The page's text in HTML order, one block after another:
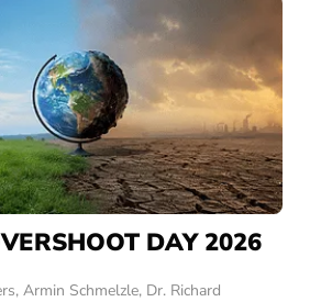
DAY 2026
, Armin Schmelzle, Dr. Richard